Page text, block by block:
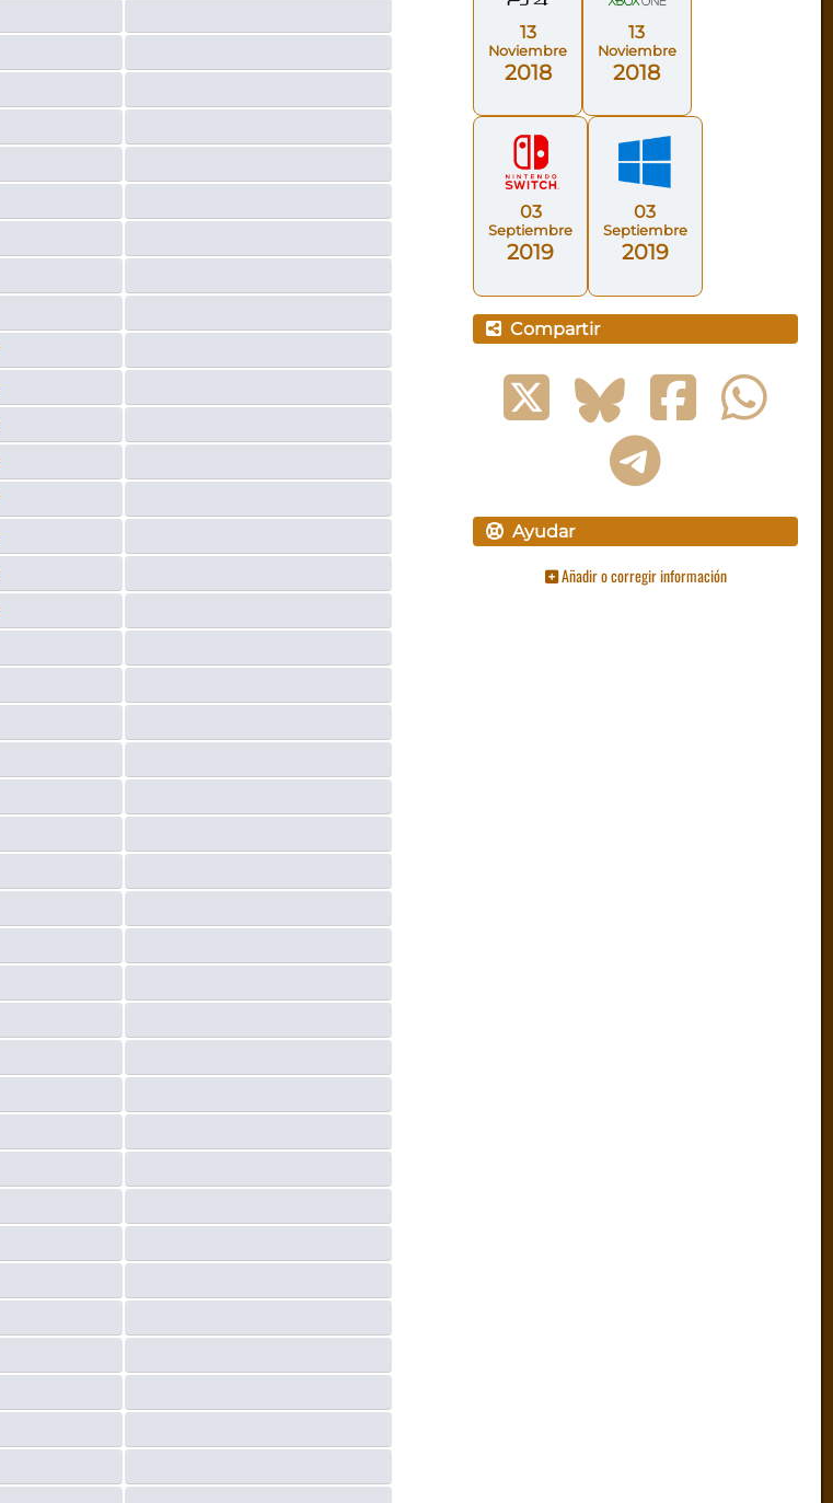
13
Noviembre
2018
13
Noviembre
2018
03
Septiembre
2019
03
Septiembre
2019
Compartir
Ayudar
Añadir o corregir información